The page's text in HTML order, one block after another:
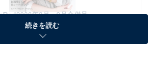
年8月・9月合併号
Amazonで見る
続きを読む